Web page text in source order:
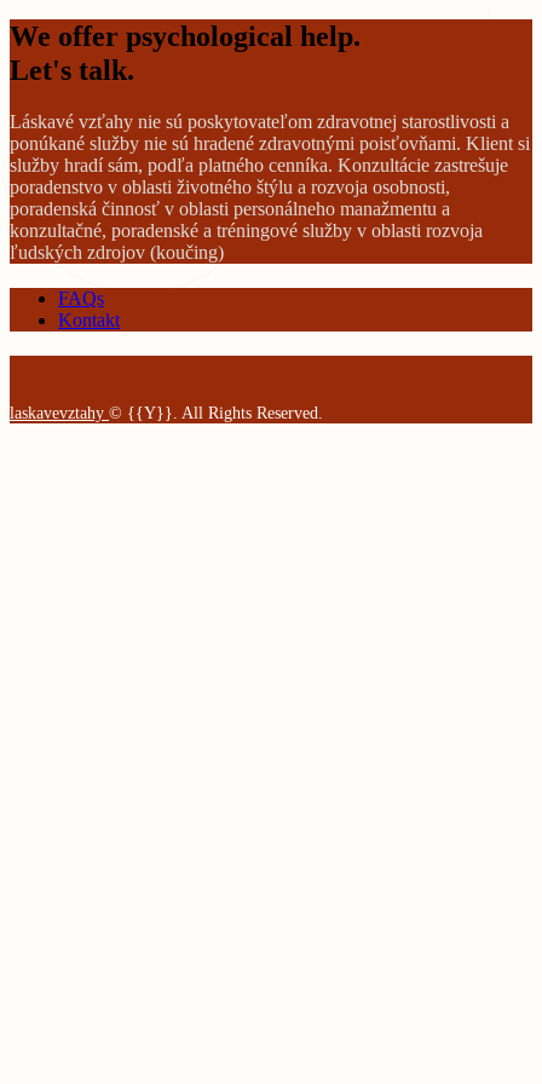
We offer psychological help.
Let's talk.
Láskavé vzťahy nie sú poskytovateľom zdravotnej starostlivosti a
ponúkané služby nie sú hradené zdravotnými poisťovňami. Klient si
služby hradí sám, podľa platného cenníka. Konzultácie zastrešuje
poradenstvo v oblasti životného štýlu a rozvoja osobnosti,
poradenská činnosť v oblasti personálneho manažmentu a
konzultačné, poradenské a tréningové služby v oblasti rozvoja
ľudských zdrojov (koučing)
FAQs
Kontakt
laskavevztahy © {{Y}}. All Rights Reserved.